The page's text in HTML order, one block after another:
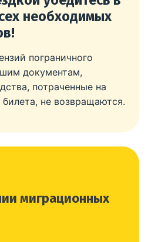
необходимых
пограничного
документам,
потраченные на
не возвращаются.
миграционных